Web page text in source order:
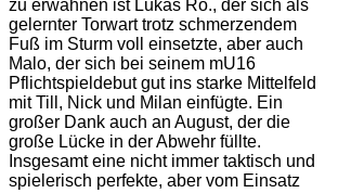
zu erwähnen ist Lukas Ro., der sich als
gelernter Torwart trotz schmerzendem
Fuß im Sturm voll einsetzte, aber auch
Malo, der sich bei seinem mU16
Pflichtspieldebut gut ins starke Mittelfeld
mit Till, Nick und Milan einfügte. Ein
großer Dank auch an August, der die
große Lücke in der Abwehr füllte.
Insgesamt eine nicht immer taktisch und
spielerisch perfekte, aber vom Einsatz